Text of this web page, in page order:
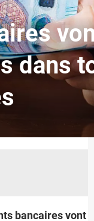
dans
bancaires vont